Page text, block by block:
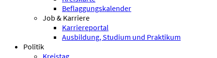
Beflaggungskalender
Job & Karriere
Karriereportal
Ausbildung, Studium und Praktikum
Politik
Kreistag